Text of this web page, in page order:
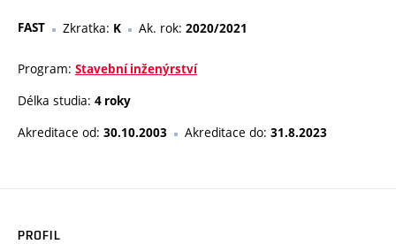
FAST Zkratka: K Ak. rok: 2020/2021
Program: Stavební inženýrství
Délka studia: 4 roky
Akreditace od: 30.10.2003 Akreditace do: 31.8.2023
PROFIL